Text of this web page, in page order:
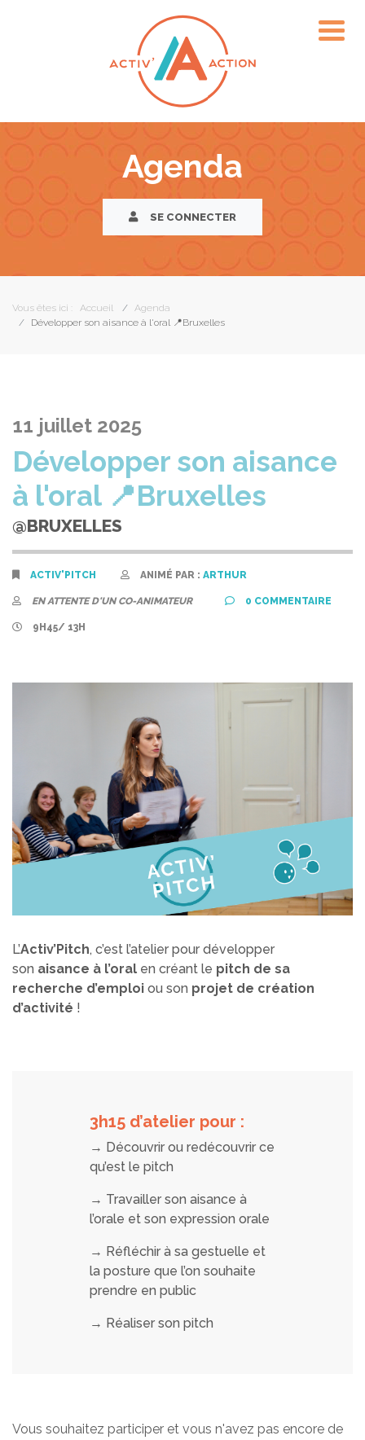
Agenda
SE CONNECTER
Vous êtes ici : Accueil
Agenda
Développer son aisance à l'oral 📍Bruxelles
11 juillet 2025
Développer son aisance
à l'oral 📍Bruxelles
@BRUXELLES
ACTIV'PITCH ANIMÉ PAR : ARTHUR
EN ATTENTE D'UN CO-ANIMATEUR 0 COMMENTAIRE
9H45/ 13H
L’Activ’Pitch, c’est l’atelier pour développer
son aisance à l’oral en créant le pitch de sa
recherche d’emploi ou son projet de création
d’activité !
3h15 d’atelier pour :
→ Découvrir ou redécouvrir ce
qu’est le pitch
→ Travailler son aisance à
l’orale et son expression orale
→ Réfléchir à sa gestuelle et
la posture que l’on souhaite
prendre en public
→ Réaliser son pitch
Vous souhaitez participer et vous n'avez pas encore de